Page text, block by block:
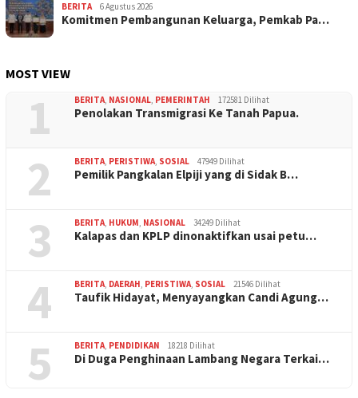
BERITA 6 Agustus 2026
Komitmen Pembangunan Keluarga, Pemkab Pa…
MOST VIEW
1 BERITA, NASIONAL, PEMERINTAH 172581 Dilihat
Penolakan Transmigrasi Ke Tanah Papua.
2 BERITA, PERISTIWA, SOSIAL 47949 Dilihat
Pemilik Pangkalan Elpiji yang di Sidak B…
3 BERITA, HUKUM, NASIONAL 34249 Dilihat
Kalapas dan KPLP dinonaktifkan usai petu…
4 BERITA, DAERAH, PERISTIWA, SOSIAL 21546 Dilihat
Taufik Hidayat, Menyayangkan Candi Agung…
5 BERITA, PENDIDIKAN 18218 Dilihat
Di Duga Penghinaan Lambang Negara Terkai…